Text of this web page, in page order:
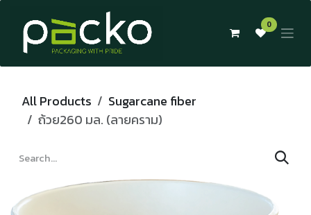
Skip to Content
0
All Products
Sugarcane fiber
ถ้วย260 มล. (ลายคราม)